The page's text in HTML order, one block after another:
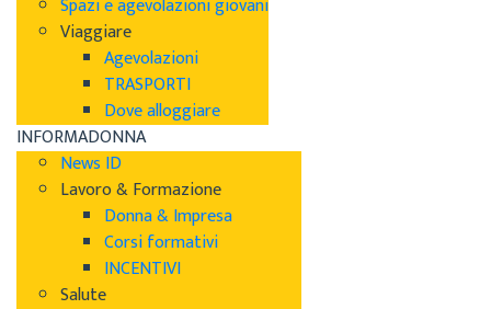
Spazi e agevolazioni giovani
Viaggiare
Agevolazioni
TRASPORTI
Dove alloggiare
INFORMADONNA
News ID
Lavoro & Formazione
Donna & Impresa
Corsi formativi
INCENTIVI
Salute